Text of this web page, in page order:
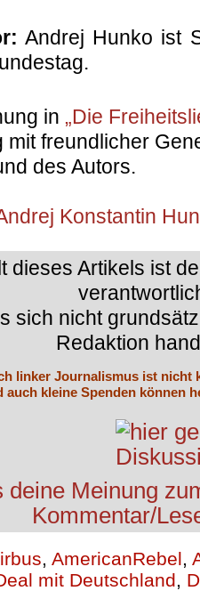
Andrej Hunko ist
in „Die
mit freundlicher
des Autors.
Konstantin
dieses Artikels ist
sich nicht
Redaktion
linker Journalismus ist nicht
auch kleine Spenden können
AmericanRebel
mit Deutschland